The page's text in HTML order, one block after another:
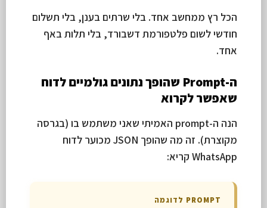
הכל רץ ממחשב אחד. בלי שרתים בענן, בלי תשלום
חודשי לשום פלטפורמת דשבורד, בלי תלות באף
אחד.
ה-Prompt שהופך נתונים גולמיים לדוח
שאפשר לקרוא
הנה ה-prompt האמיתי שאני משתמש בו (בגרסה
מקוצרת). זה מה שהופך JSON מכוער לדוח
WhatsApp קריא:
PROMPT לדוגמה